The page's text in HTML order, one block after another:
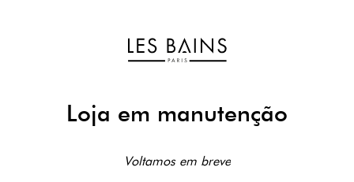
Loja em manutenção
Voltamos em breve